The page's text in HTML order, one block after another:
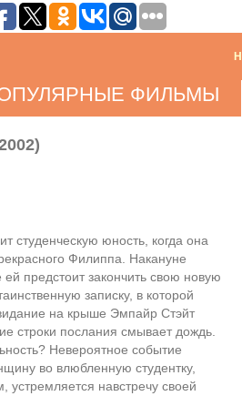
ФИЛЬМЫ
студенческую юность, когда она
Филиппа. Накануне
предстоит закончить свою новую
записку, в которой
на крыше Эмпайр Стэйт
строки послания смывает дождь.
Невероятное событие
во влюбленную студентку,
устремляется навстречу своей